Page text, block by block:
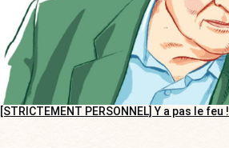
[STRICTEMENT PERSONNEL] Y a pas le feu !